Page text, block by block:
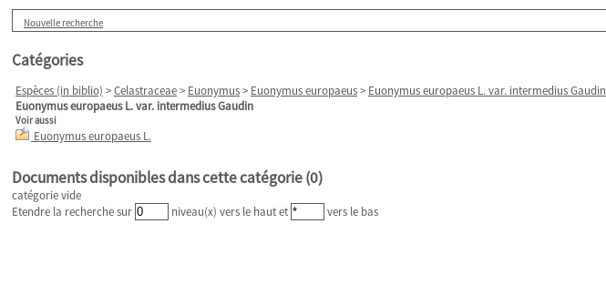
Nouvelle recherche
Catégories
Espèces (in biblio) >Celastraceae> Euonymus> Euonymus europaeus> Euonymus europaeus L. var. intermedius Gaudin
Euonymus europaeus L. var. intermedius Gaudin
Voir aussi
Euonymus europaeus L.
Documents disponibles dans cette catégorie (0)
catégorie vide
Etendre la recherche sur
niveau(x) vers le haut et vers le bas